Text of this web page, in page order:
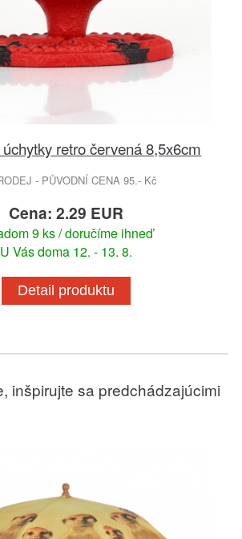
retro červená 8,5x6cm
- PŮVODNÍ CENA 95.- Kč
Cena: 2.29 EUR
9 ks / doručíme ihneď
U Vás doma 12. - 13. 8.
Detail produktu
inšpirujte sa predchádzajúcimi